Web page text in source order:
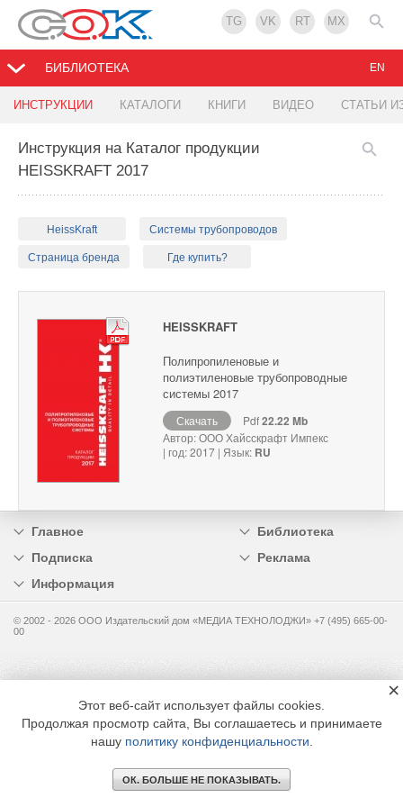
TG VK RT MX
БИБЛИОТЕКА
ИНСТРУКЦИИ КАТАЛОГИ КНИГИ ВИДЕО СТАТЬИ
EN
Инструкция на Каталог продукции
HEISSKRAFT 2017
HeissKraft Системы трубопроводов
Страница бренда Где купить?
HEISSKRAFT
Полипропиленовые и
полиэтиленовые трубопроводные
системы 2017
Скачать Pdf22.22 Mb
Автор: ООО Хайсскрафт Импекс
| год: 2017 | Язык: RU
Главное
Библиотека
Подписка
Реклама
Информация
© 2002 - 2026 OOO Издательский дом «МЕДИА ТЕХНОЛОДЖИ» +7 (495) 665-00-
00
Этот веб-сайт использует файлы cookies.
Продолжая просмотр сайта, Вы соглашаетесь и принимаете
нашу политику конфиденциальности
ОК. БОЛЬШЕ НЕ ПОКАЗЫВАТЬ.
×